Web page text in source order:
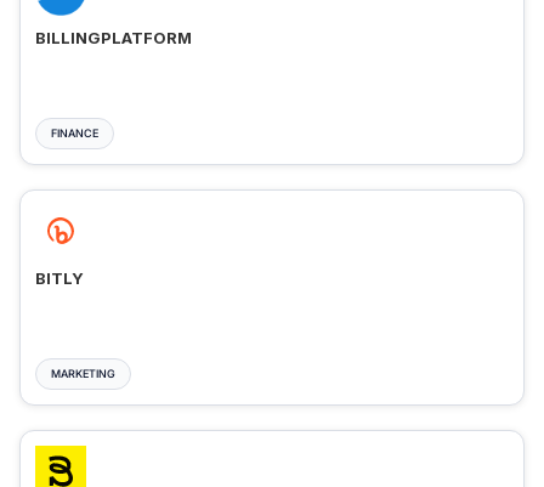
BILLINGPLATFORM
FINANCE
BITLY
MARKETING